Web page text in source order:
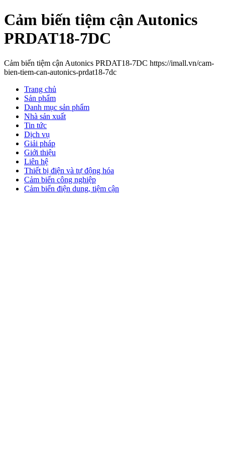
Cảm biến tiệm cận Autonics
PRDAT18-7DC
Cảm biến tiệm cận Autonics PRDAT18-7DC https://imall.vn/cam-
bien-tiem-can-autonics-prdat18-7dc
Trang chủ
Sản phẩm
Danh mục sản phẩm
Nhà sản xuất
Tin tức
Dịch vụ
Giải pháp
Giới thiệu
Liên hệ
Thiết bị điện và tự động hóa
Cảm biến công nghiệp
Cảm biến điện dung, tiệm cận